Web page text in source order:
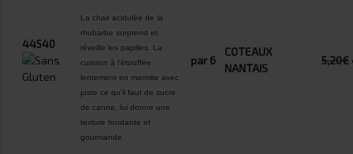
44540
La chair acidulée de la
rhubarbe surprend et
réveille les papilles. La
cuisson à l'étouffée
lentement en marmite avec
juste ce qu'il faut de sucre
de canne, lui donne une
texture fondante et
gourmande.
par 6
COTEAUX
NANTAIS
5,20€